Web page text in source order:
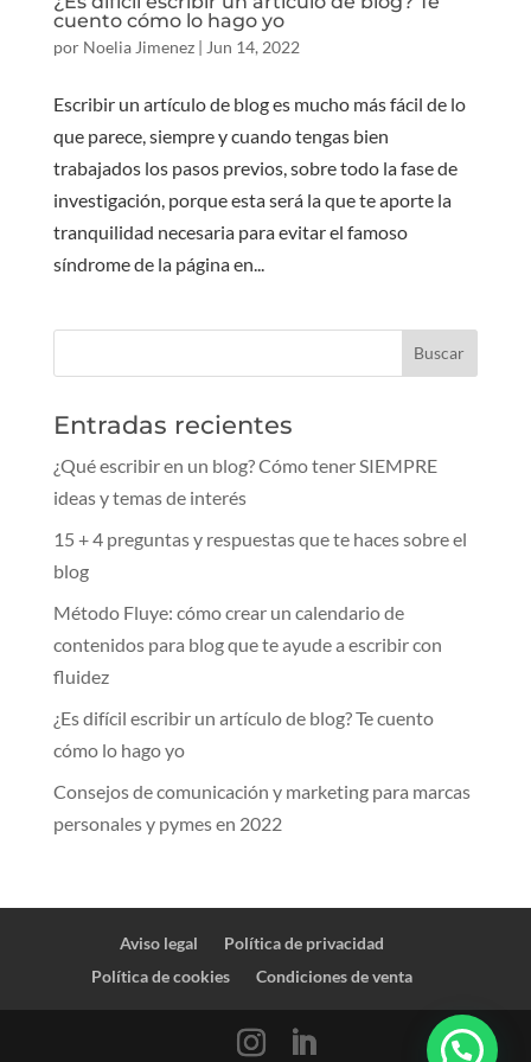
cuento cómo lo hago yo
por Noelia Jimenez| Jun 14, 2022
Escribir un artículo de blog es mucho más fácil de lo
que parece, siempre y cuando tengas bien
trabajados los pasos previos, sobre todo la fase de
investigación, porque esta será la que te aporte la
tranquilidad necesaria para evitar el famoso
síndrome de la página en...
Entradas recientes
¿Qué escribir en un blog? Cómo tener SIEMPRE
ideas y temas de interés
15 + 4 preguntas y respuestas que te haces sobre el
blog
Método Fluye: cómo crear un calendario de
contenidos para blog que te ayude a escribir con
fluidez
¿Es difícil escribir un artículo de blog? Te cuento
cómo lo hago yo
Consejos de comunicación y marketing para marcas
personales y pymes en 2022
Aviso legal
Política de privacidad
Política de cookies
Condiciones de venta